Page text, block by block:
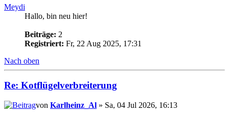
Meydi
Hallo, bin neu hier!
Beiträge: 2
Registriert: Fr, 22 Aug 2025, 17:31
Nach oben
Re: Kotflügelverbreiterung
von Karlheinz_Al » Sa, 04 Jul 2026, 16:13